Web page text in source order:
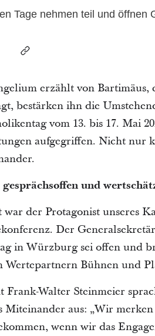
Tage nehmen teil und öffnen
erzählt von
bestärken ihn die
vom 13. bis 17. Mai
aufgegriffen. Nicht nur
und
der Protagonist unseres
Der
in Würzburg sei offen und
Wertepartnern Bühnen und
Frank-Walter Steinmeier
Miteinander aus: „Wir
wenn wir das